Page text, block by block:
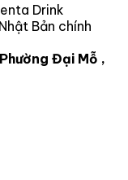
Drink
Bản chính
Đại Mỗ ,